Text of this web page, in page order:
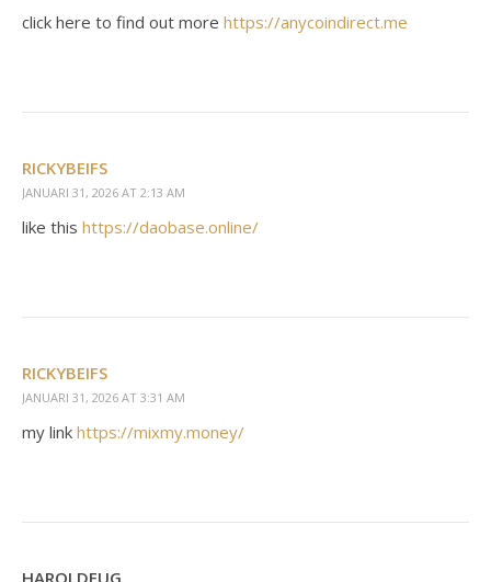
click here to find out more https://anycoindirect.me
RICKYBEIFS
JANUARI 31, 2026 AT 2:13 AM
like this https://daobase.online/
RICKYBEIFS
JANUARI 31, 2026 AT 3:31 AM
my link https://mixmy.money/
HAROLDFUG